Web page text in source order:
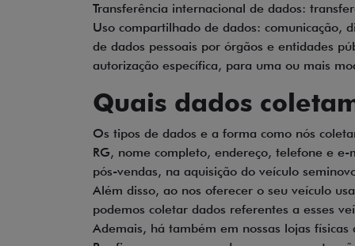
Transferência internacional de dados:
Uso compartilhado de dados: comunicação,
de dados pessoais por órgãos e entidades
autorização específica, para uma ou mais
Quais dados
Os tipos de dados e a forma como nós
RG, nome completo, endereço, telefone e
pós-vendas, na aquisição do veículo
Além disso, ao nos oferecer o seu veículo
podemos coletar dados referentes a esses
Ademais, há também em nossas lojas